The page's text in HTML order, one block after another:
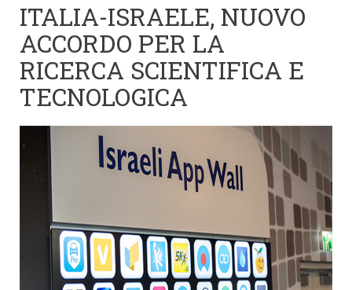
ITALIA-ISRAELE, NUOVO
ACCORDO PER LA
RICERCA SCIENTIFICA E
TECNOLOGICA